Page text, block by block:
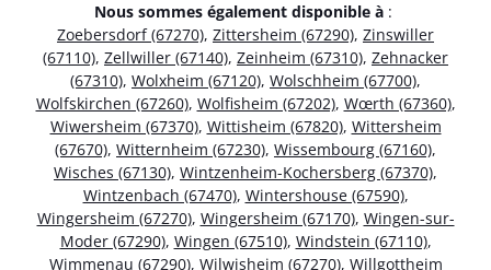
Nous sommes également disponible à :
Zoebersdorf (67270), Zittersheim (67290), Zinswiller
(67110), Zellwiller (67140), Zeinheim (67310), Zehnacker
(67310), Wolxheim (67120), Wolschheim (67700),
Wolfskirchen (67260), Wolfisheim (67202), Wœrth (67360),
Wiwersheim (67370), Wittisheim (67820), Wittersheim
(67670), Witternheim (67230), Wissembourg (67160),
Wisches (67130), Wintzenheim-Kochersberg (67370),
Wintzenbach (67470), Wintershouse (67590),
Wingersheim (67270), Wingersheim (67170), Wingen-sur-
Moder (67290), Wingen (67510), Windstein (67110),
Wimmenau (67290), Wilwisheim (67270), Willgottheim